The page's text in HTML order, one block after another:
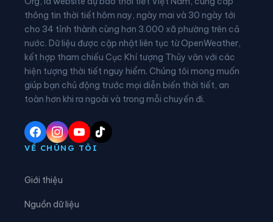
Xã Hưng Vũ Xã Hữu Liên
Xã Hữu Lũng Xã Kháng Chiến
Xã Khánh Khê Xã Khuất Xá
Xã Kiên Mộc Xã Lộc Bình
Xã Lợi Bác
Xã Na Dương
thông tin thời tiết hôm nay, ngày mai và 30 ngày tới
cho 34 tỉnh thành cùng hơn 3.000 xã phường trên cả
nước. Dữ liệu được cập nhật liên tục từ OpenWeather,
kết hợp tham chiếu Cục Khí tượng Thủy văn với các
hiện tượng thời tiết nguy hiểm. Chúng tôi mong muốn
giúp bạn chủ động trước mọi diễn biến thời tiết, an
toàn hơn khi ra ngoài và trong mỗi chuyến đi.
VỀ CHÚNG TÔI
Giới thiệu
Nguồn dữ liệu